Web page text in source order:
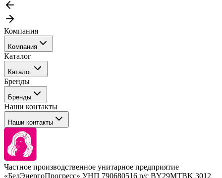
Компания
Компания
События
Покупателю
Каталог
Каталог
Профессиональные средства для окрашивания волос
Сервисные средства
Уход
Стайлинг
Брови и ресницы
Барберинг
Наборы
Расходные материалы
Бренды
Бренды
Tefia
Concept
Kezy
Barex
Sim Sensitive
Kebren
Selective Professional
Наши контакты
Наши контакты
+ 375 44 7233514
+ 375 29 1649505
Частное производственное унитарное предприятие
«БелЭнергоПрогресс» УНП 790680516 р/с BY29MTBK 3012